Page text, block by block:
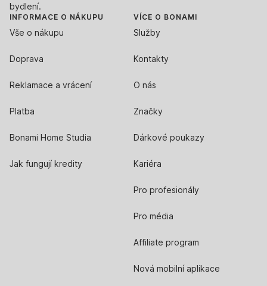
bydlení.
INFORMACE O NÁKUPU
Vše o nákupu
Doprava
Reklamace a vrácení
Platba
Bonami Home Studia
Jak fungují kredity
VÍCE O BONAMI
Služby
Kontakty
O nás
Značky
Dárkové poukazy
Kariéra
Pro profesionály
Pro média
Affiliate program
Nová mobilní aplikace